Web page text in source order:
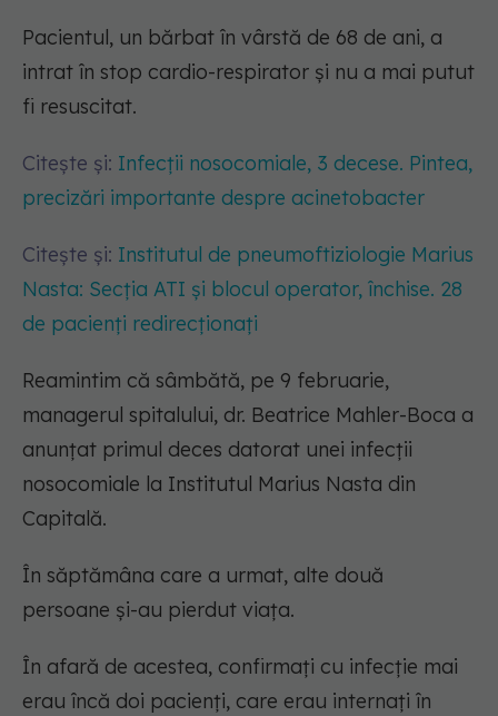
Pacientul, un bărbat în vârstă de 68 de ani, a
intrat în stop cardio-respirator și nu a mai putut
fi resuscitat.
Citește și: Infecții nosocomiale, 3 decese. Pintea,
precizări importante despre acinetobacter
Citește și: Institutul de pneumoftiziologie Marius
Nasta: Secția ATI și blocul operator, închise. 28
de pacienți redirecționați
Reamintim că sâmbătă, pe 9 februarie,
managerul spitalului, dr. Beatrice Mahler-Boca a
anunțat primul deces datorat unei infecții
nosocomiale la Institutul Marius Nasta din
Capitală.
În săptămâna care a urmat, alte două
persoane și-au pierdut viața.
În afară de acestea, confirmați cu infecție mai
erau încă doi pacienți, care erau internați în